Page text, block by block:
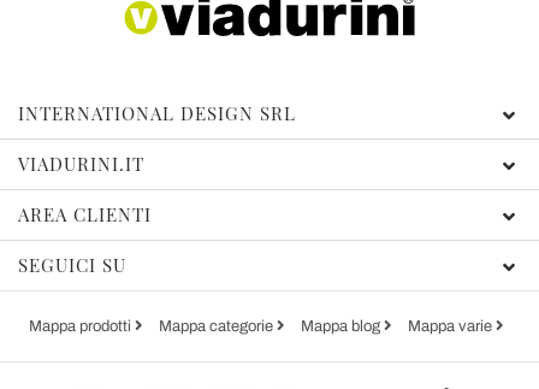
INTERNATIONAL DESIGN SRL
VIADURINI.IT
AREA CLIENTI
SEGUICI SU
Mappa prodotti Mappa categorie Mappa blog Mappa varie